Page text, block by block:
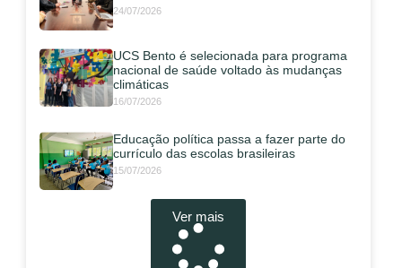
24/07/2026
UCS Bento é selecionada para programa
nacional de saúde voltado às mudanças
climáticas
16/07/2026
Educação política passa a fazer parte do
currículo das escolas brasileiras
15/07/2026
Ver mais